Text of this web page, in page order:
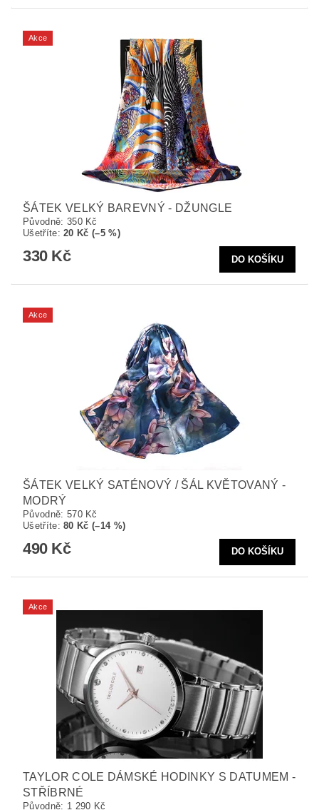
Akce
ŠÁTEK VELKÝ BAREVNÝ - DŽUNGLE
Původně: 350 Kč
Ušetříte:20 Kč (–5 %)
330 Kč
Akce
ŠÁTEK VELKÝ SATÉNOVÝ / ŠÁL KVĚTOVANÝ -
MODRÝ
Původně: 570 Kč
Ušetříte:80 Kč (–14 %)
490 Kč
Akce
TAYLOR COLE DÁMSKÉ HODINKY S DATUMEM -
STŘÍBRNÉ
Původně: 1 290 Kč